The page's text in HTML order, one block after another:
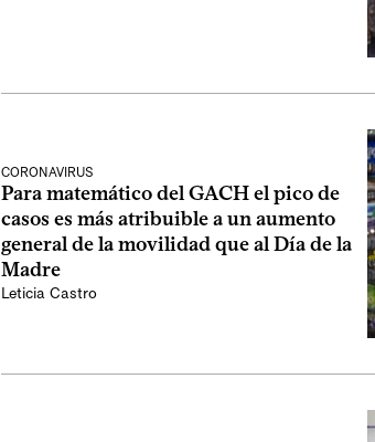
CORONAVIRUS
Para matemático del GACH el pico de
casos es más atribuible a un aumento
general de la movilidad que al Día de la
Madre
Leticia Castro